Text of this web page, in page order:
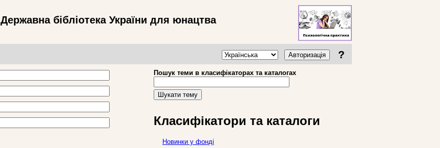
Державна бібліотека України для юнацтва
Авторизація ?
Пошук теми в класифікаторах та каталогах
Шукати тему
Класифікатори та каталоги
Новинки у фонді